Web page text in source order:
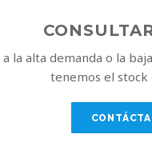
la alta demanda o la
tenemos el stock